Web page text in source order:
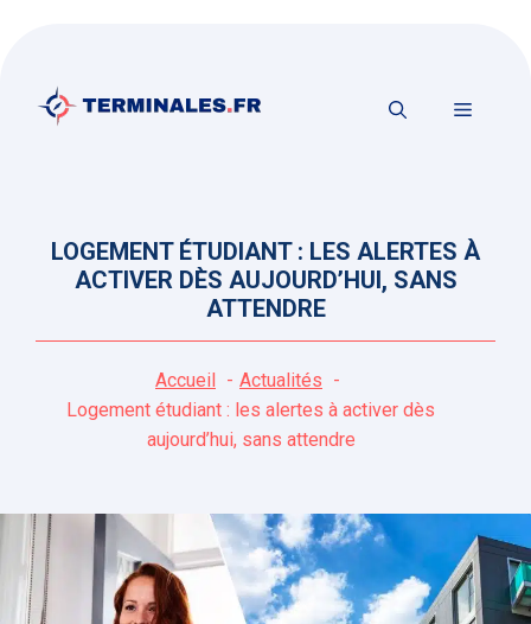
contenu
MENU
LOGEMENT ÉTUDIANT : LES ALERTES À
ACTIVER DÈS AUJOURD’HUI, SANS
ATTENDRE
Accueil
Actualités
Logement étudiant : les alertes à activer dès
aujourd’hui, sans attendre